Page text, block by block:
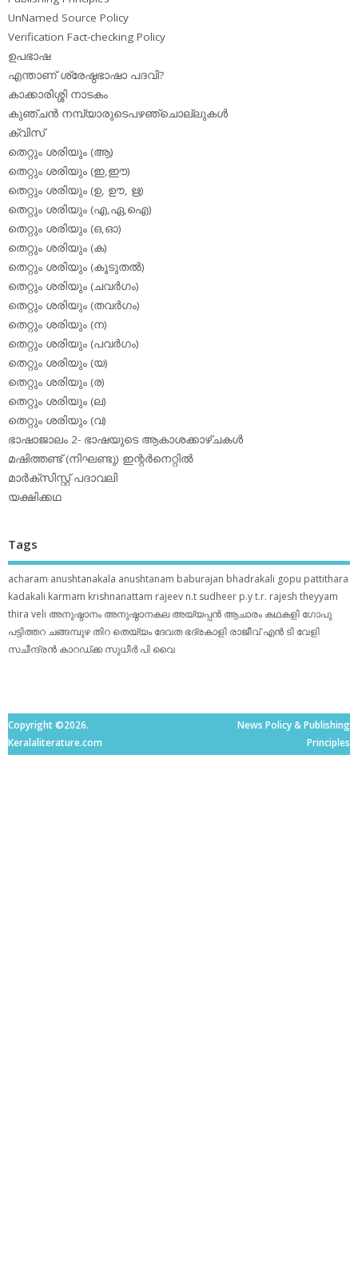
UnNamed Source Policy
Verification Fact-checking Policy
ഉപഭാഷ
എന്താണ് ശ്രേഷ്ഠഭാഷാ പദവി?
കാക്കാരിശ്ശി നാടകം
കുഞ്ചന്‍ നമ്പ്യാരുടെപഴഞ്ചൊല്ലുകള്‍
ക്വിസ്
തെറ്റും ശരിയും (ആ)
തെറ്റും ശരിയും (ഇ,ഈ)
തെറ്റും ശരിയും (ഉ, ഊ, ഋ)
തെറ്റും ശരിയും (എ,ഏ,ഐ)
തെറ്റും ശരിയും (ഒ,ഓ)
തെറ്റും ശരിയും (ക)
തെറ്റും ശരിയും (കൂടുതല്‍)
തെറ്റും ശരിയും (ചവര്‍ഗം)
തെറ്റും ശരിയും (തവര്‍ഗം)
തെറ്റും ശരിയും (ന)
തെറ്റും ശരിയും (പവര്‍ഗം)
തെറ്റും ശരിയും (യ)
തെറ്റും ശരിയും (ര)
തെറ്റും ശരിയും (ല)
തെറ്റും ശരിയും (വ)
ഭാഷാജാലം 2- ഭാഷയുടെ ആകാശക്കാഴ്ചകള്‍
മഷിത്തണ്ട് (നിഘണ്ടു) ഇന്റര്‍നെറ്റില്‍
മാര്‍ക്‌സിസ്റ്റ് പദാവലി
യക്ഷിക്കഥ
Tags
acharam anushtanakala anushtanam baburajan bhadrakali gopu pattithara
kadakali karmam krishnanattam rajeev n.t sudheer p.yt.r. rajesh theyyam
thira veli അനുഷ്ഠാനം അനുഷ്ഠാനകല അയ്യപ്പന്‍ ആചാരം കഥകളി ഗോപു
പട്ടിത്തറ ചങ്ങമ്പുഴ തിറ തെയ്യം ദേവത ഭദ്രകാളി രാജീവ് എൻ ടി വേളി
സചീന്ദ്രന്‍ കാറഡ്ക്ക സുധീര്‍ പി വൈ
Copyright ©2026.
Keralaliterature.com
News Policy & Publishing
Principles